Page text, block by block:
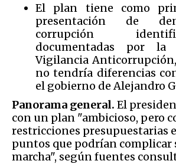
El plan tiene como
presentación de
corrupción
documentadas por la
Vigilancia
no tendría diferencias
el gobierno de Alejandro
Panorama general. El
con un plan "ambicioso, pero
restricciones presupuestarias
puntos que podrían complicar
marcha", según fuentes